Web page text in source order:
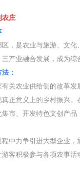
农庄
，是农业与旅游、文
产业融合发展，成为综
：
有关农业供给侧的改革
正意义上的乡村振兴
市、开发特色文创产品
中力争引进大型企业
客积极参与各项农事